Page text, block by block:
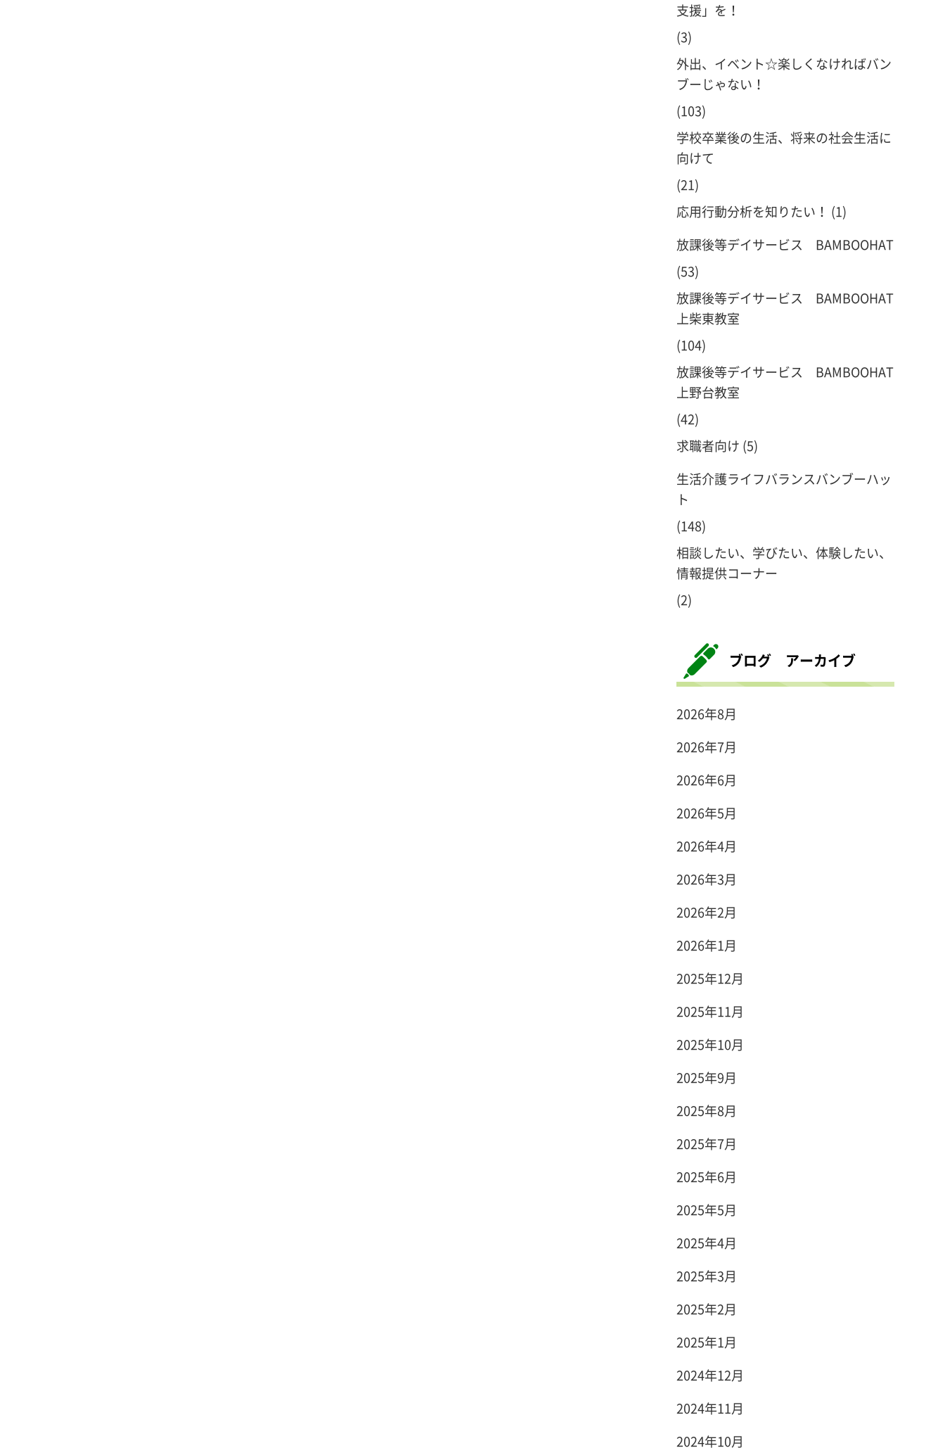
支援」を！
(3)
外出、イベント☆楽しくなければバン
ブーじゃない！
(103)
学校卒業後の生活、将来の社会生活に
向けて
(21)
応用行動分析を知りたい！ (1)
放課後等デイサービス BAMBOOHAT
(53)
放課後等デイサービス BAMBOOHAT
上柴東教室
(104)
放課後等デイサービス BAMBOOHAT
上野台教室
(42)
求職者向け (5)
生活介護ライフバランスバンブーハッ
ト
(148)
相談したい、学びたい、体験したい、
情報提供コーナー
(2)
ブログ アーカイブ
2026年8月
2026年7月
2026年6月
2026年5月
2026年4月
2026年3月
2026年2月
2026年1月
2025年12月
2025年11月
2025年10月
2025年9月
2025年8月
2025年7月
2025年6月
2025年5月
2025年4月
2025年3月
2025年2月
2025年1月
2024年12月
2024年11月
2024年10月